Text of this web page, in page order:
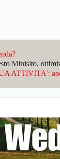
Minisito,
ATTIVITA':